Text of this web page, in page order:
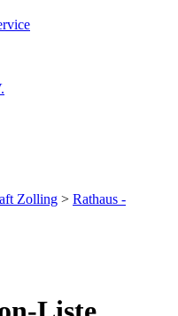
Zolling > Rathaus -